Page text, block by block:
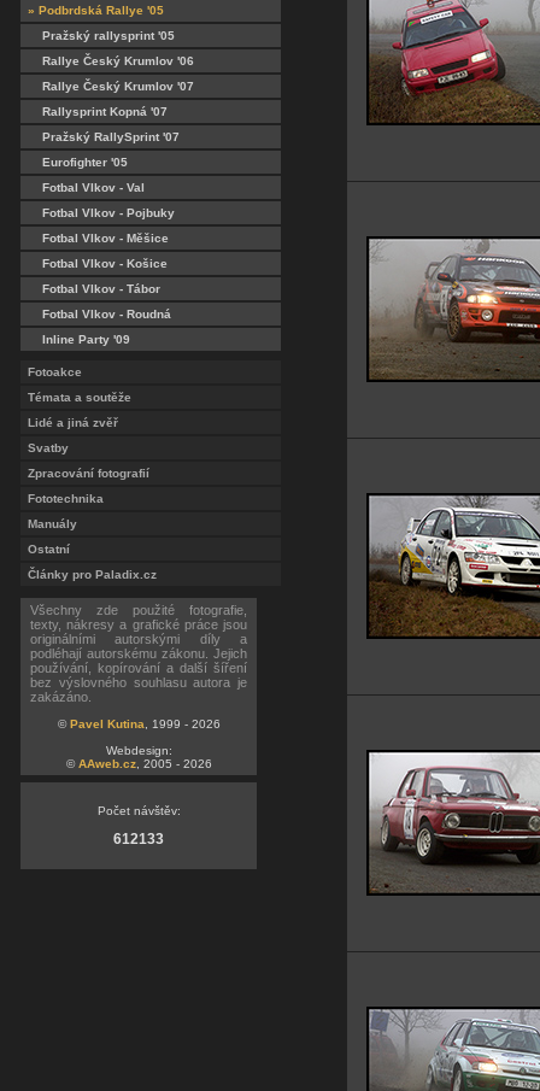
» Podbrdská Rallye '05
Pražský rallysprint '05
Rallye Český Krumlov '06
Rallye Český Krumlov '07
Rallysprint Kopná '07
Pražský RallySprint '07
Eurofighter '05
Fotbal Vlkov - Val
Fotbal Vlkov - Pojbuky
Fotbal Vlkov - Měšice
Fotbal Vlkov - Košice
Fotbal Vlkov - Tábor
Fotbal Vlkov - Roudná
Inline Party '09
Fotoakce
Témata a soutěže
Lidé a jiná zvěř
Svatby
Zpracování fotografií
Fototechnika
Manuály
Ostatní
Články pro Paladix.cz
Všechny zde použité fotografie,
texty, nákresy a grafické práce jsou
originálními autorskými díly a
podléhají autorskému zákonu. Jejich
používání, kopírování a další šíření
bez výslovného souhlasu autora je
zakázáno.
©Pavel Kutina , 1999 - 2026
Webdesign:
©AAweb.cz, 2005 - 2026
Počet návštěv:
612133